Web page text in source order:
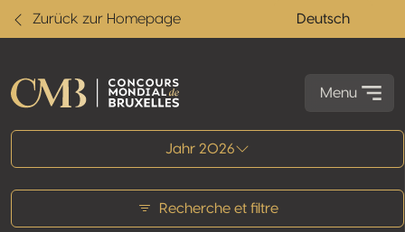
Zurück zur Homepage Deutsch
Menu
Jahr 2026
Recherche et filtre